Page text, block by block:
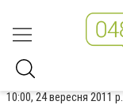
10:00, 24 вересня 2011 р.